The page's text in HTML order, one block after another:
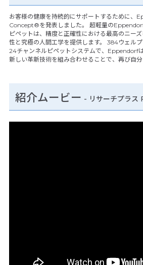
お客様の健康を持続的にサポートするために、
Concept®を発表しました。 超軽量の
ピペットは、精度と正確性における最高のニー
性と究極の人間工学を提供します。 384ウェル
24チャンネルピペットシステムで、Eppendorf
新しい革新技術を組み合わせることで、再び自分
紹介ムービー - リサーチプラス